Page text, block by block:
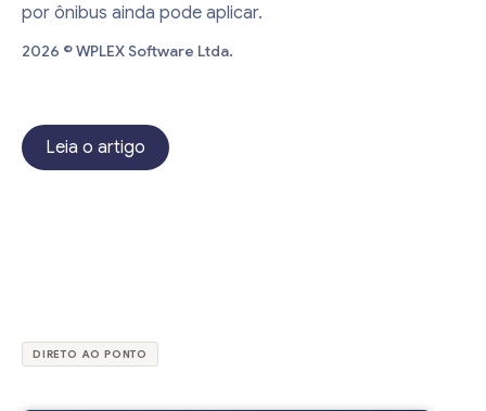
por ônibus ainda pode aplicar.
2026 © WPLEX Software Ltda.
Leia o artigo
DIRETO AO PONTO